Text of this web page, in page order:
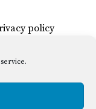
policy